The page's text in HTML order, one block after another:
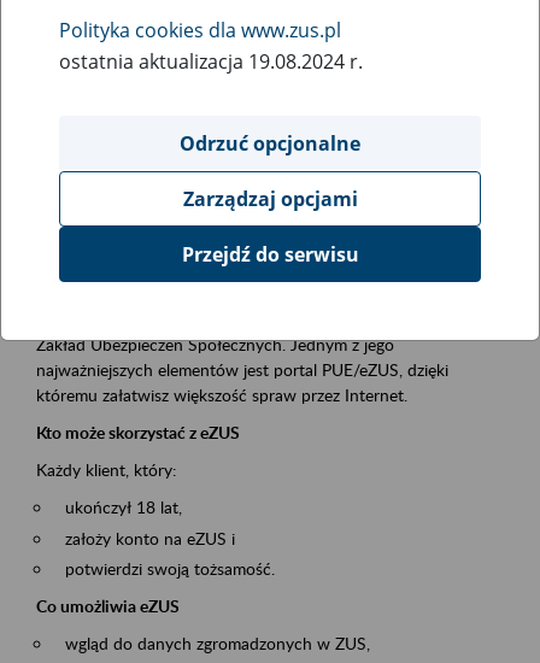
Rodzaj wydarzenia
Szkolenia
obsługa klientów
Event description
Platforma Usług Elektronicznych ZUS eZUS
Zakład Ubezpieczeń Społecznych. Jednym z jego
najważniejszych elementów jest portal PUE/eZUS, dzięki
któremu załatwisz większość spraw przez Internet.
Kto może skorzystać z eZUS
Każdy klient, który:
ukończył 18 lat,
założy konto na eZUS i
potwierdzi swoją tożsamość.
Co umożliwia eZUS
wgląd do danych zgromadzonych w ZUS,
Polityka cookies dla www.zus.pl
ostatnia aktualizacja 19.08.2024 r.
Odrzuć opcjonalne
Zarządzaj opcjami
Przejdź do serwisu